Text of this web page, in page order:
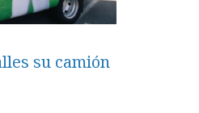
su camión